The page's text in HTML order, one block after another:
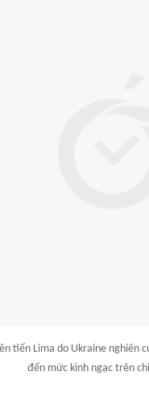
tiến Lima do Ukraine nghiên
đến mức kinh ngạc trên